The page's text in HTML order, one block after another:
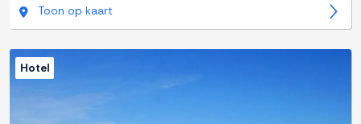
Toon op kaart
Hotel